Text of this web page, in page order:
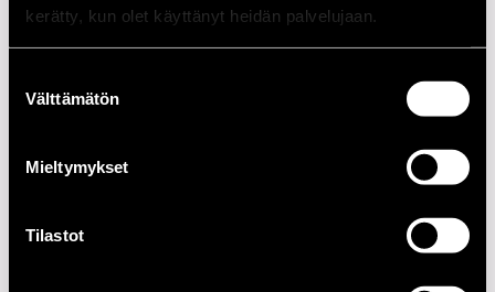
kerätty, kun olet käyttänyt heidän palvelujaan.
valinta
Välttämätön
Mieltymykset
Tilastot
2000-LUKU